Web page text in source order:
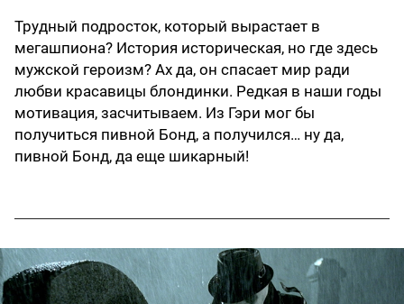
Трудный подросток, который вырастает в
мегашпиона? История историческая, но где здесь
мужской героизм? Ах да, он спасает мир ради
любви красавицы блондинки. Редкая в наши годы
мотивация, засчитываем. Из Гэри мог бы
получиться пивной Бонд, а получился… ну да,
пивной Бонд, да еще шикарный!